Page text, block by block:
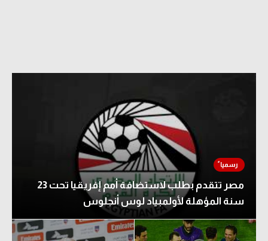
مصر تتقدم بطلب لاستضافة أمم إفريقيا تحت 23
سنة المؤهلة لأولمبياد لوس أنجلوس